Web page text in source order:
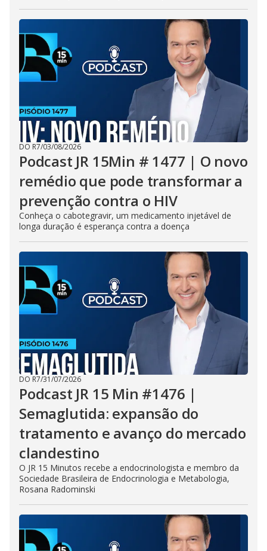
DO R7/03/08/2026
Podcast JR 15Min # 1477 | O novo
remédio que pode transformar a
prevenção contra o HIV
Conheça o cabotegravir, um medicamento injetável de
longa duração é esperança contra a doença
DO R7/31/07/2026
Podcast JR 15 Min #1476 |
Semaglutida: expansão do
tratamento e avanço do mercado
clandestino
O JR 15 Minutos recebe a endocrinologista e membro da
Sociedade Brasileira de Endocrinologia e Metabologia,
Rosana Radominski